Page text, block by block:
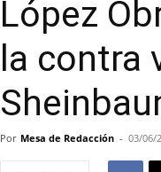
López
la contra
Por Mesa de Redacción - 03/06/